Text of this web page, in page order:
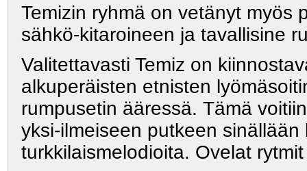
Temizin ryhmä on vetänyt myös
sähkö-kitaroineen ja tavallisine
Valitettavasti Temiz on
alkuperäisten etnisten
rumpusetin ääressä. Tämä
yksi-ilmeiseen putkeen
turkkilaismelodioita. Ovelat